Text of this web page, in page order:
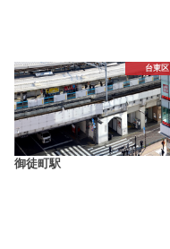
台東区
御徒町駅